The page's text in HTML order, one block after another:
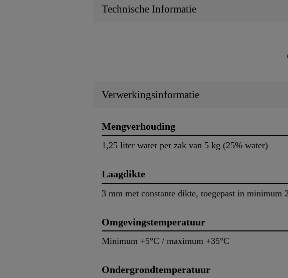
Technische Informatie
Verwerkingsinformatie
Mengverhouding
1,25 liter water per zak van 5 kg (25% water)
Laagdikte
3 mm met constante dikte, toegepast in minimum
Omgevingstemperatuur
Minimum +5°C / maximum +35°C
Ondergrondtemperatuur